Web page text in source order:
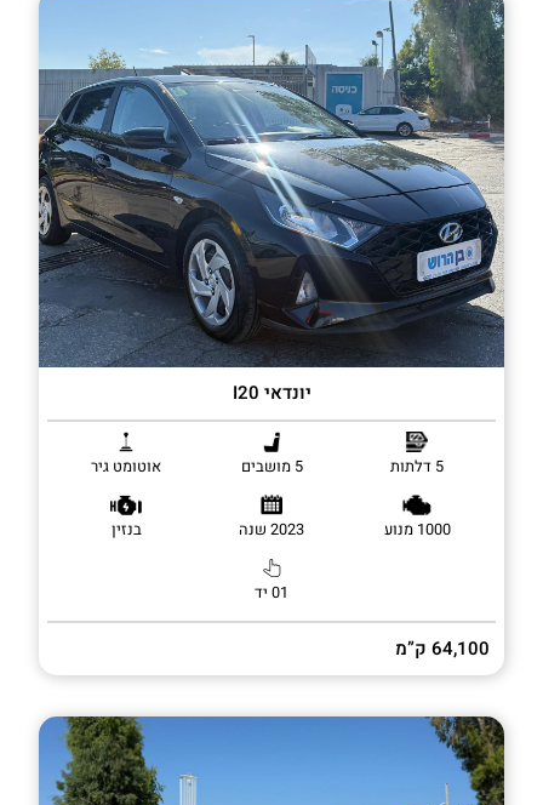
יונדאי I20
5 דלתות 5 מושבים אוטומט גיר
1000 מנוע 2023 שנה בנזין
01 יד
64,100 ק”מ